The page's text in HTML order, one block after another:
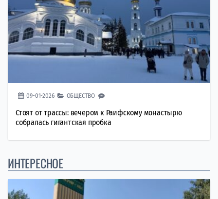
09-01-2026 ОБЩЕСТВО
Стоят от трассы: вечером к Раифскому монастырю
собралась гигантская пробка
ИНТЕРЕСНОЕ